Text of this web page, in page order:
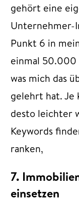
gehört eine
Unternehmer-
Punkt 6 in
einmal 50.000
was mich das
gelehrt hat. Je
desto leichter
Keywords
ranken,
7.
einsetzen